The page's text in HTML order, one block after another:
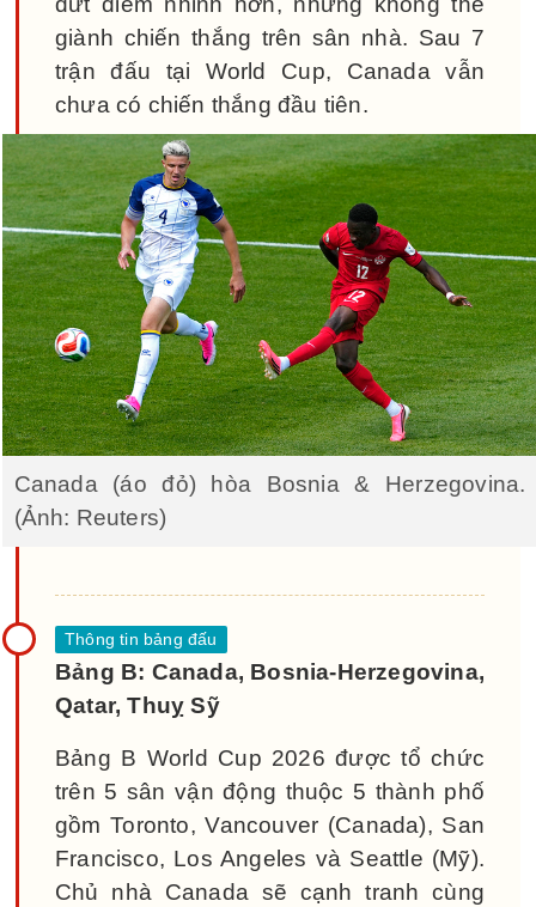
giành chiến thắng trên sân nhà. Sau 7
trận đấu tại World Cup, Canada vẫn
chưa có chiến thắng đầu tiên.
Canada (áo đỏ) hòa Bosnia & Herzegovina.
(Ảnh: Reuters)
Bảng B: Canada, Bosnia-Herzegovina,
Qatar, Thuỵ Sỹ
Bảng B World Cup 2026 được tổ chức
trên 5 sân vận động thuộc 5 thành phố
gồm Toronto, Vancouver (Canada), San
Francisco, Los Angeles và Seattle (Mỹ).
Chủ nhà Canada sẽ cạnh tranh cùng